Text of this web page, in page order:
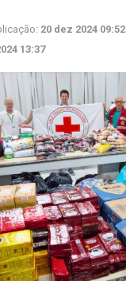
20 dez 2024 09:52
13:37